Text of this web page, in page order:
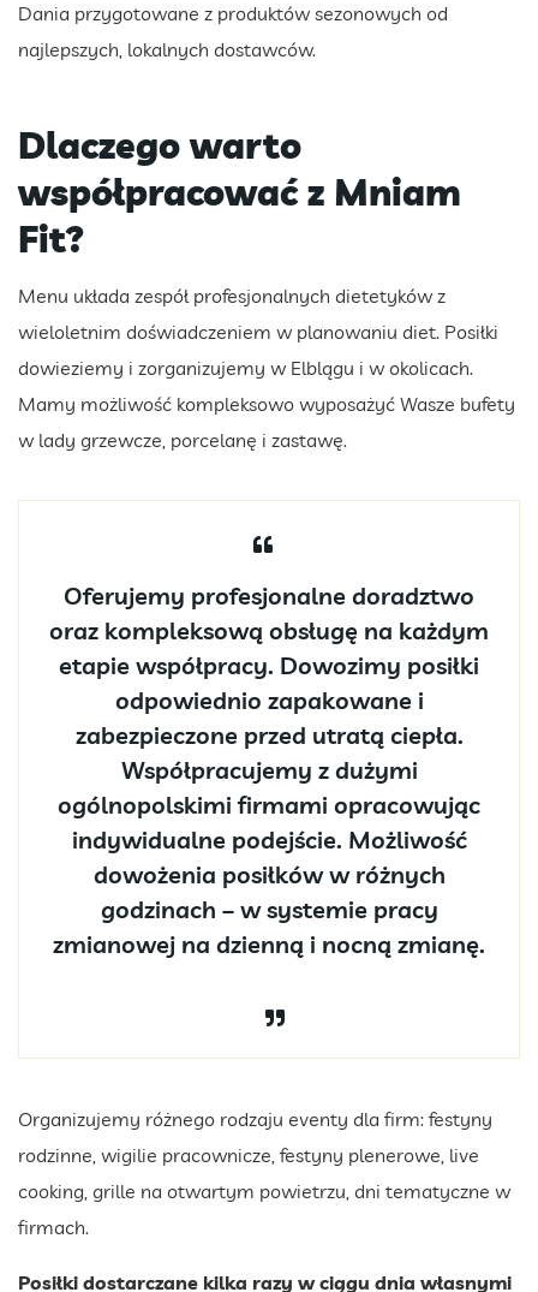
Dania przygotowane z produktów sezonowych od
najlepszych, lokalnych dostawców.
Dlaczego warto
współpracować z Mniam
Fit?
Menu układa zespół profesjonalnych dietetyków z
wieloletnim doświadczeniem w planowaniu diet. Posiłki
dowieziemy i zorganizujemy w Elblągu i w okolicach.
Mamy możliwość kompleksowo wyposażyć Wasze bufety
w lady grzewcze, porcelanę i zastawę.
Oferujemy profesjonalne doradztwo
oraz kompleksową obsługę na każdym
etapie współpracy. Dowozimy posiłki
odpowiednio zapakowane i
zabezpieczone przed utratą ciepła.
Współpracujemy z dużymi
ogólnopolskimi firmami opracowując
indywidualne podejście. Możliwość
dowożenia posiłków w różnych
godzinach – w systemie pracy
zmianowej na dzienną i nocną zmianę.
Organizujemy różnego rodzaju eventy dla firm: festyny
rodzinne, wigilie pracownicze, festyny plenerowe, live
cooking, grille na otwartym powietrzu, dni tematyczne w
firmach.
Posiłki dostarczane kilka razy w ciągu dnia własnymi